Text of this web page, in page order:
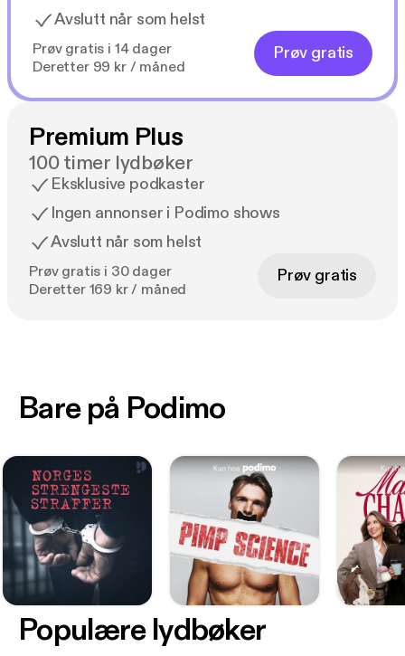
Avslutt når som helst
Prøv gratis i 14 dager
Deretter 99 kr / måned
Prøv gratis
Premium Plus
100 timer lydbøker
Eksklusive podkaster
Ingen annonser i Podimo shows
Avslutt når som helst
Prøv gratis i 30 dager
Deretter 169 kr / måned
Prøv gratis
Bare på Podimo
Populære lydbøker